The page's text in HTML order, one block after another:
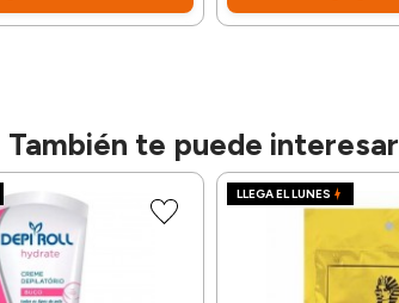
También te puede interesar
LLEGA EL LUNES